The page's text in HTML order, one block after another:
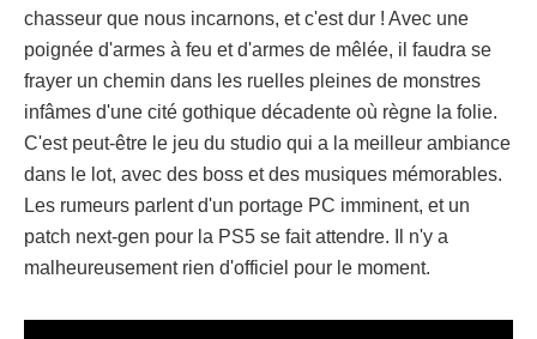
chasseur que nous incarnons, et c'est dur ! Avec une
poignée d'armes à feu et d'armes de mêlée, il faudra se
frayer un chemin dans les ruelles pleines de monstres
infâmes d'une cité gothique décadente où règne la folie.
C'est peut-être le jeu du studio qui a la meilleur ambiance
dans le lot, avec des boss et des musiques mémorables.
Les rumeurs parlent d'un portage PC imminent, et un
patch next-gen pour la PS5 se fait attendre. Il n'y a
malheureusement rien d'officiel pour le moment.